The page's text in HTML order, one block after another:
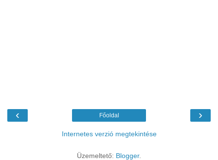
‹ ›
Főoldal
Internetes verzió megtekintése
Üzemeltető: Blogger.